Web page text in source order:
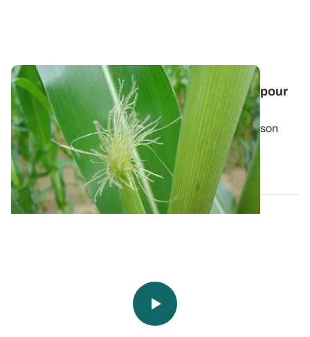
Noter la date de floraison femelle du maïs pour
prévoir la date d'ensilage
Une visite dans les parcelles au moment de la floraison
permet d’estimer avec plus de...
10 JUILL. 2025